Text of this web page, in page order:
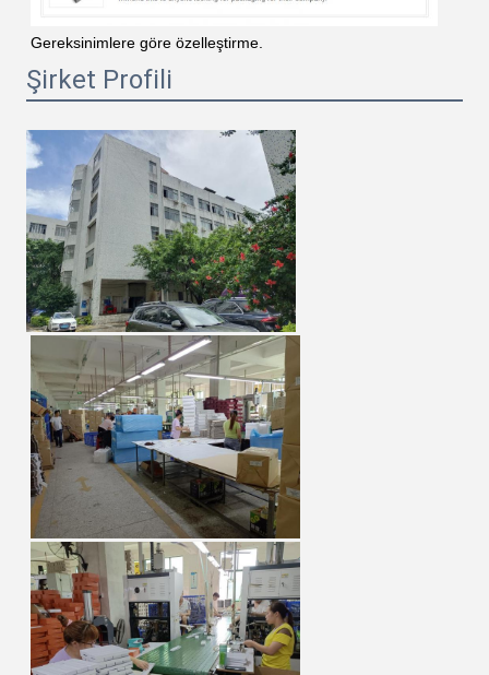
Sunmak
Gereksinimlere göre özelleştirme.
Şirket Profili